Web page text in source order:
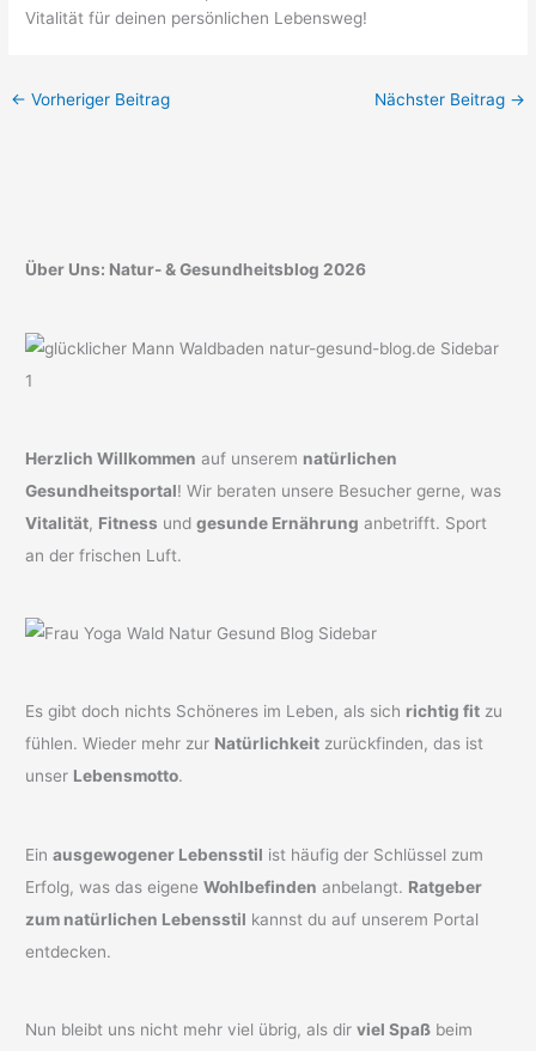
Vitalität für deinen persönlichen Lebensweg!
← Vorheriger Beitrag Nächster Beitrag →
Über Uns: Natur- & Gesundheitsblog 2026
Herzlich Willkommen auf unserem natürlichen
Gesundheitsportal! Wir beraten unsere Besucher gerne, was
Vitalität, Fitness undgesunde Ernährung anbetrifft. Sport
an der frischen Luft.
Es gibt doch nichts Schöneres im Leben, als sich richtig fit zu
fühlen. Wieder mehr zur Natürlichkeit zurückfinden, das ist
unser Lebensmotto.
Einausgewogener Lebensstil ist häufig der Schlüssel zum
Erfolg, was das eigeneWohlbefinden anbelangt. Ratgeber
zum natürlichen Lebensstil kannst du auf unserem Portal
entdecken.
Nun bleibt uns nicht mehr viel übrig, als dirviel Spaß beim